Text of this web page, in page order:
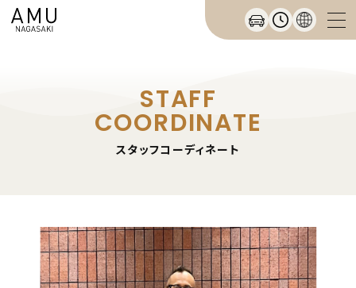
STAFF
COORDINATE
スタッフコーディネート